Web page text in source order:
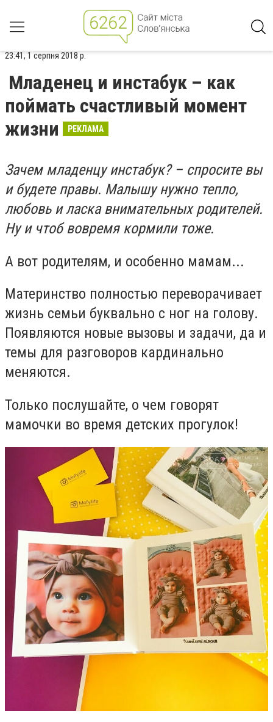
23:41, 1 серпня 2018 р.
Младенец и инстабук – как
поймать счастливый момент
жизни
РЕКЛАМА
Зачем младенцу инстабук? – спросите вы
и будете правы. Малышу нужно тепло,
любовь и ласка внимательных родителей.
Ну и чтоб вовремя кормили тоже.
А вот родителям, и особенно мамам...
Материнство полностью переворачивает
жизнь семьи буквально с ног на голову.
Появляются новые вызовы и задачи, да и
темы для разговоров кардинально
меняются.
Только послушайте, о чем говорят
мамочки во время детских прогулок!